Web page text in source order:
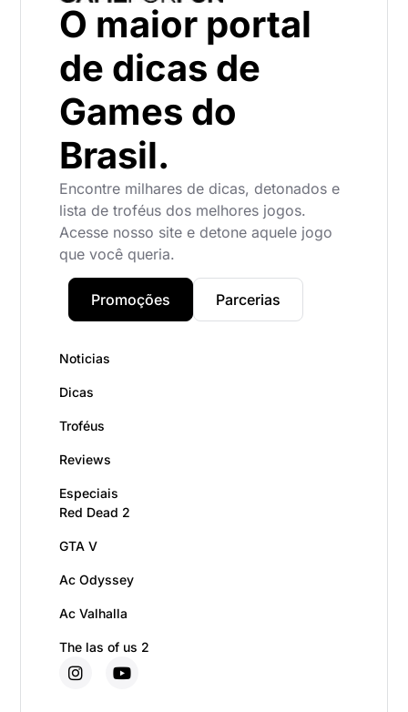
O maior portal
de dicas de
Games do
Brasil.
Encontre milhares de dicas, detonados e
lista de troféus dos melhores jogos.
Acesse nosso site e detone aquele jogo
que você queria.
Promoções Parcerias
Noticias
Dicas
Troféus
Reviews
Especiais
Red Dead 2
GTA V
Ac Odyssey
Ac Valhalla
The las of us 2